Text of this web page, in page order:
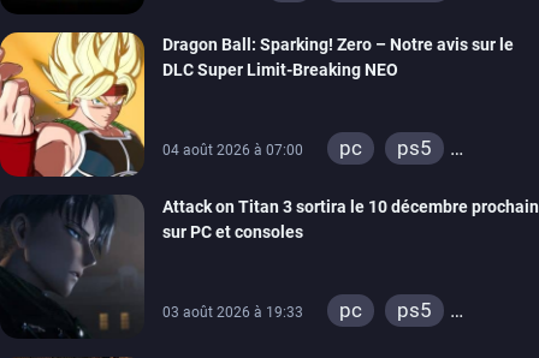
Dragon Ball: Sparking! Zero – Notre avis sur le
DLC Super Limit-Breaking NEO
04 août 2026 à 07:00 pc
ps5
Attack on Titan 3 sortira le 10 décembre prochain
sur PC et consoles
03 août 2026 à 19:33 pc
ps5